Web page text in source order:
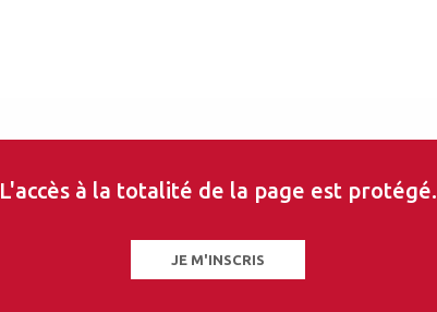
L'accès à la totalité de la page est protégé.
JE M'INSCRIS